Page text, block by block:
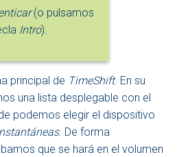
(o pulsamos
Intro).
principal de TimeShift. En su
una lista desplegable con el
podemos elegir el dispositivo
. De forma
que se hará en el volumen